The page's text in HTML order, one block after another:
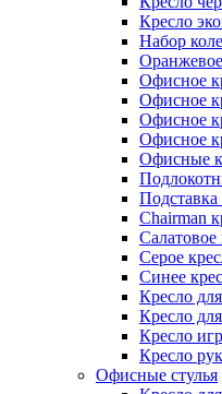
Кресло
Набор
Офисное
Офисное
Офисное
Офисное
Офисные
Сhairman
Салатовое
Серое
Синее
Кресло
Кресло
Кресло
Кресло
Офисные стулья